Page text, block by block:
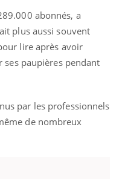
abonnés, a
plus aussi souvent
lire après avoir
ses paupières pendant
par les professionnels
de nombreux